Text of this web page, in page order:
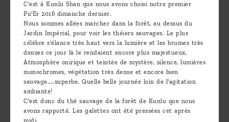
C'est à Kunlu Shan que nous avons choisi notre premier
Pu'Er 2016 dimanche dernier.
Nous sommes allées marcher dans la forêt, au dessus du
Jardin Impérial, pour voir les théiers sauvages. Le plus
célèbre s'élance très haut vers la lumière et les brumes très
denses ce jour là le rendaient encore plus majestueux.
Atmosphère onirique et teintée de mystère, silence, lumières
monochromes, végétation très dense et encore bien
sauvage....superbe. Quelle belle journée loin de l'agitation
ambiante!
C'est donc du thé sauvage de la forêt de Kunlu que nous
avons rapporté. Les galettes ont été pressées cet après